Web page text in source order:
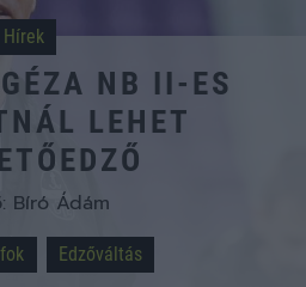
Hírek
NB II-ES
LEHET
Bíró Ádám
Edzőváltás